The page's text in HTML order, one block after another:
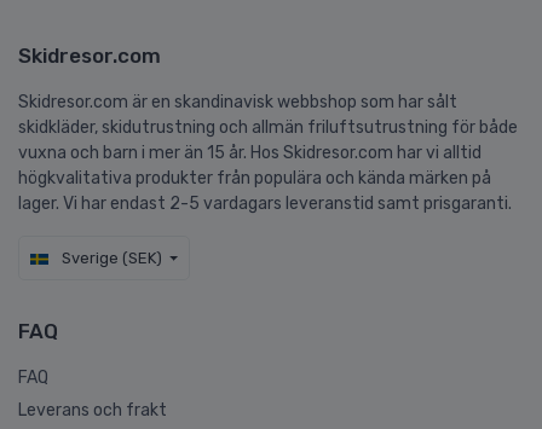
Skidresor.com
Skidresor.com är en skandinavisk webbshop som har sålt
skidkläder, skidutrustning och allmän friluftsutrustning för både
vuxna och barn i mer än 15 år. Hos Skidresor.com har vi alltid
högkvalitativa produkter från populära och kända märken på
lager. Vi har endast 2-5 vardagars leveranstid samt prisgaranti.
Sverige (SEK)
FAQ
FAQ
Leverans och frakt